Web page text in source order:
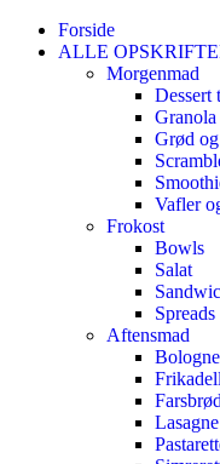
Forside
ALLE
Morgenmad
Dessert
Granola
Grød
Vafler
Frokost
Bowls
Salat
Spreads
Aftensmad
Lasagne